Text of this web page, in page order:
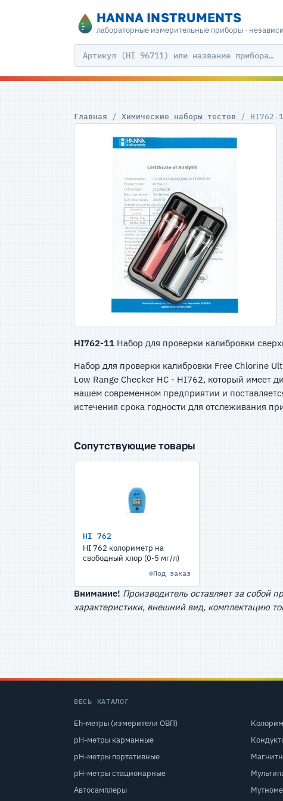
HANNA INSTRUMENTS
лабораторные измерительные приборы ·
Главная / Химические наборы тестов / HI762-
HI762-11 Набор для проверки калибровки
Набор для проверки калибровки Free Chlorine
Low Range Checker HC - HI762, который имеет
нашем современном предприятии и
истечения срока годности для отслеживания
Сопутствующие товары
HI 762
HI 762 колориметр на
свободный хлор (0-5 мг/л)
Под заказ
Внимание! Производитель оставляет за собой
характеристики, внешний вид, комплектацию
ВЕСЬ КАТАЛОГ
Eh-метры (измерители ОВП)
pH-метры карманные
pH-метры портативные
pH-метры стационарные
Автосамплеры